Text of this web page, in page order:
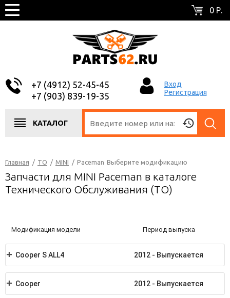
0 Р.
+7 (4912) 52-45-45
+7 (903) 839-19-35
Вход
Регистрация
КАТАЛОГ
Главная / ТО / MINI / Paceman Выберите модификацию
Запчасти для MINI Paceman в каталоге
Технического Обслуживания (ТО)
Модификация модели Период выпуска
Cooper S ALL4 2012 - Выпускается
Cooper 2012 - Выпускается